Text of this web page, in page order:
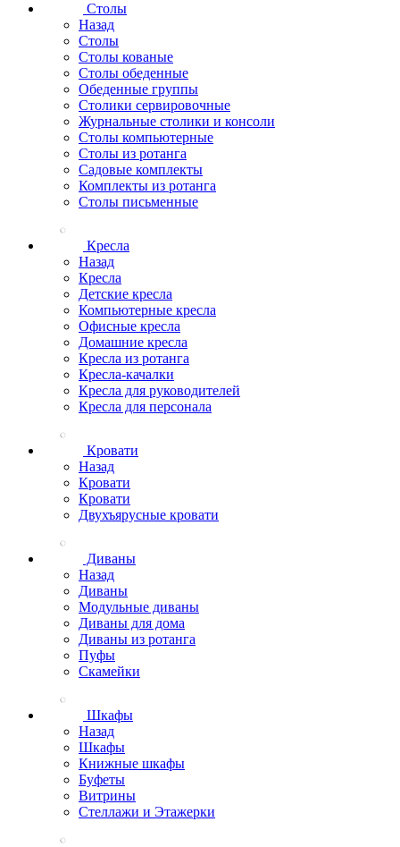
Столы
Назад
Столы
Столы кованые
Столы обеденные
Обеденные группы
Столики сервировочные
Журнальные столики и консоли
Столы компьютерные
Столы из ротанга
Садовые комплекты
Комплекты из ротанга
Столы письменные
Кресла
Назад
Кресла
Детские кресла
Компьютерные кресла
Офисные кресла
Домашние кресла
Кресла из ротанга
Кресла-качалки
Кресла для руководителей
Кресла для персонала
Кровати
Назад
Кровати
Кровати
Двухъярусные кровати
Диваны
Назад
Диваны
Модульные диваны
Диваны для дома
Диваны из ротанга
Пуфы
Скамейки
Шкафы
Назад
Шкафы
Книжные шкафы
Буфеты
Витрины
Стеллажи и Этажерки